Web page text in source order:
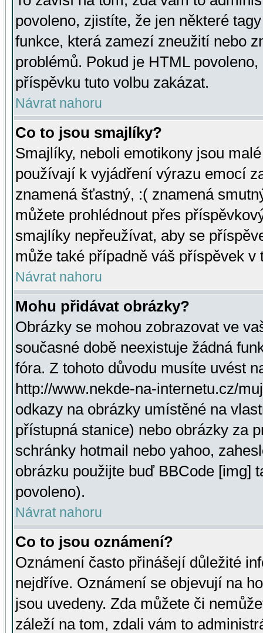
povoleno, zjistíte, že jen některé
funkce, která zamezí zneužití nebo
problémů. Pokud je HTML
příspěvku tuto volbu zakázat.
Návrat nahoru
Co to jsou smajlíky?
Smajlíky, neboli emotikony jsou
používají k vyjádření výrazu emocí
znamená šťastný, :( znamená
můžete prohlédnout přes
smajlíky nepřeužívat, aby se
může také případně váš příspěvek v
Návrat nahoru
Mohu přidávat obrázky?
Obrázky se mohou zobrazovat ve
současné době neexistuje žádná
fóra. Z tohoto důvodu musíte uvést
http://www.nekde-na-internetu.cz/
odkazy na obrázky umístěné na
přístupná stanice) nebo obrázky za
schránky hotmail nebo yahoo,
obrázku použijte buď BBCode [img]
povoleno).
Návrat nahoru
Co to jsou oznámení?
Oznámení často přinášejí důležité
nejdříve. Oznámení se objevují na
jsou uvedeny. Zda můžete či
záleží na tom, zdali vám to